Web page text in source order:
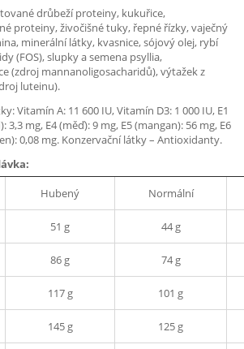
drůbeží proteiny, kukuřice,
proteiny, živočišné tuky, řepné řízky, vaječný
minerální látky, kvasnice, sójový olej, rybí
(FOS), slupky a semena psyllia,
(zdroj mannanoligosacharidů), výtažek z
luteinu).
Vitamín A: 11 600 IU, Vitamín D3: 1 000 IU, E1
3,3 mg, E4 (měď): 9 mg, E5 (mangan): 56 mg, E6
0,08 mg. Konzervační látky – Antioxidanty.
Hubený Normální
51 g 44 g
86 g 74 g
117 g 101 g
145 g 125 g